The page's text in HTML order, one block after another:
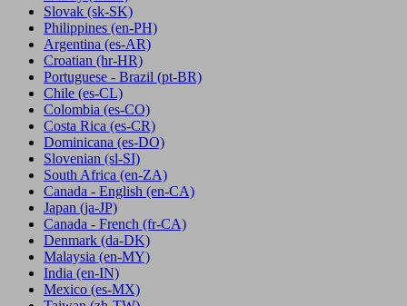
Slovak (sk-SK)
Philippines (en-PH)
Argentina (es-AR)
Croatian (hr-HR)
Portuguese - Brazil (pt-BR)
Chile (es-CL)
Colombia (es-CO)
Costa Rica (es-CR)
Dominicana (es-DO)
Slovenian (sl-SI)
South Africa (en-ZA)
Canada - English (en-CA)
Japan (ja-JP)
Canada - French (fr-CA)
Denmark (da-DK)
Malaysia (en-MY)
India (en-IN)
Mexico (es-MX)